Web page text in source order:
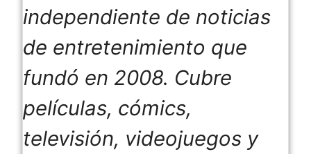
independiente de noticias
de entretenimiento que
fundó en 2008. Cubre
películas, cómics,
televisión, videojuegos y